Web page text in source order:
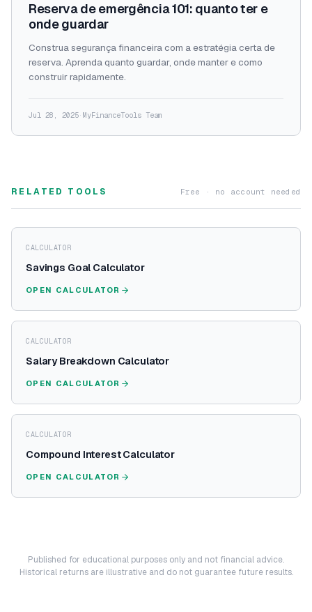
Reserva de emergência 101: quanto ter e
onde guardar
Construa segurança financeira com a estratégia certa de
reserva. Aprenda quanto guardar, onde manter e como
construir rapidamente.
Jul 28, 2025· MyFinanceTools Team
RELATED TOOLS Free · no account needed
CALCULATOR
Savings Goal Calculator
OPEN CALCULATOR
CALCULATOR
Salary Breakdown Calculator
OPEN CALCULATOR
CALCULATOR
Compound Interest Calculator
OPEN CALCULATOR
Published for educational purposes only and not financial advice.
Historical returns are illustrative and do not guarantee future results.